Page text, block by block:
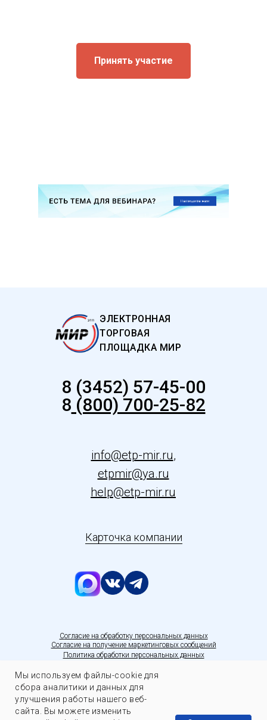
Принять участие
Мы используем файлы-cookie для
сбора аналитики и данных для
улучшения работы нашего веб-
сайта. Вы можете изменить
Карточка компании
ЭЛЕКТРОННАЯ
ТОРГОВАЯ
ПЛОЩАДКА МИР
Задать вопрос
8 (3452) 57-45-00
8 (800) 700-25-82
info@etp-mir.ru,
etpmir@ya.ru
help@etp-mir.ru
Согласие на обработку персональных данных
Согласие на получение маркетинговых сообщений
Политика обработки персональных данных